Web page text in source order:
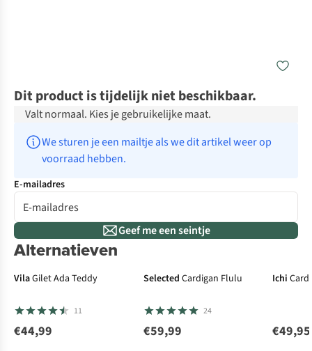
Dit product is tijdelijk niet beschikbaar.
Valt normaal. Kies je gebruikelijke maat.
We sturen je een mailtje als we dit artikel weer op
voorraad hebben.
E-mailadres
Geef me een seintje
Alternatieven
VilaGilet Ada Teddy
11
€44,99
Selected Cardigan Flulu
24
€59,99
Ichi
€49,95